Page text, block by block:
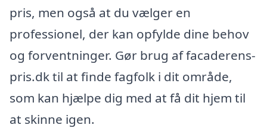
pris, men også at du vælger en
professionel, der kan opfylde dine behov
og forventninger. Gør brug af facaderens-
pris.dk til at finde fagfolk i dit område,
som kan hjælpe dig med at få dit hjem til
at skinne igen.